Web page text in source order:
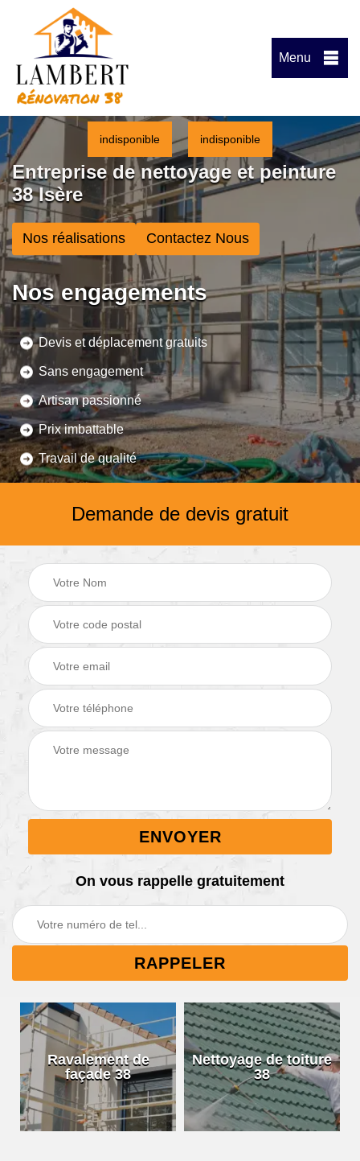
Menu
indisponible indisponible
Entreprise de nettoyage et peinture
38 Isère
Nos réalisations Contactez Nous
Nos engagements
Devis et déplacement gratuits
Sans engagement
Artisan passionné
Prix imbattable
Travail de qualité
Demande de devis gratuit
On vous rappelle gratuitement
Ravalement de
façade 38
Nettoyage de toiture
38